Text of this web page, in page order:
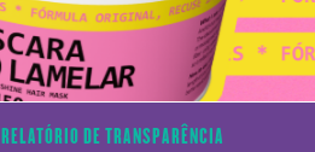
RELATÓRIO DE TRANSPARÊNCIA